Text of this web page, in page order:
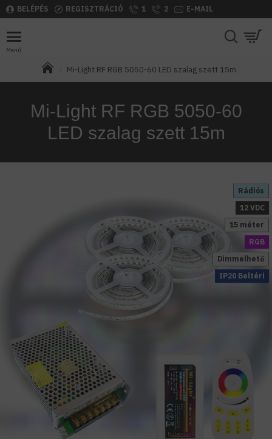
BELÉPÉS REGISZTRÁCIÓ 1 2 E-MAIL
Mi-Light RF RGB 5050-60 LED szalag szett 15m
Mi-Light RF RGB 5050-60
LED szalag szett 15m
RGB
IP20 Beltéri
Rádiós
12 VDC
Dimmelhető
15 méter